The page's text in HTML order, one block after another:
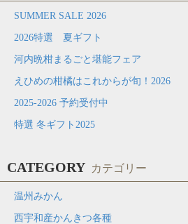
SUMMER SALE 2026
2026特選 夏ギフト
河内晩柑まるごと堪能フェア
えひめの柑橘はこれからが旬！2026
2025-2026 予約受付中
特選 冬ギフト2025
CATEGORY カテゴリー
温州みかん
西宇和産かんきつ各種